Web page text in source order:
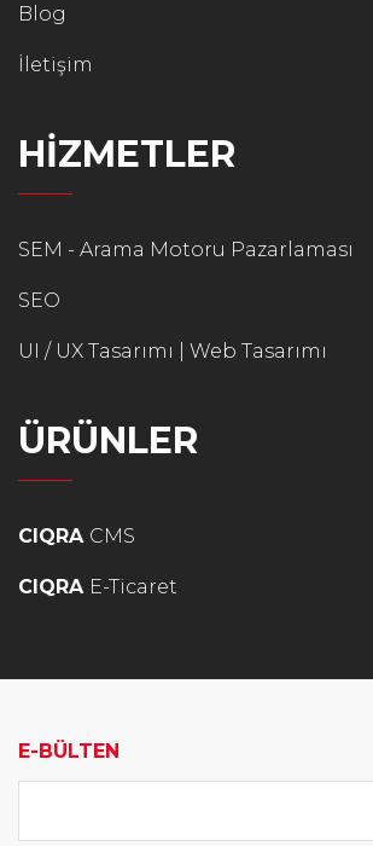
Blog
İletişim
HİZMETLER
SEM - Arama Motoru Pazarlaması
SEO
UI / UX Tasarımı | Web Tasarımı
ÜRÜNLER
CIQRA CMS
CIQRA E-Ticaret
E-BÜLTEN